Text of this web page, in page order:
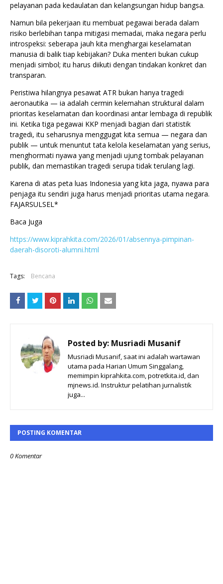
pelayanan pada kedaulatan dan kelangsungan hidup bangsa.
Namun bila pekerjaan itu membuat pegawai berada dalam
risiko berlebihan tanpa mitigasi memadai, maka negara perlu
introspeksi: seberapa jauh kita menghargai keselamatan
manusia di balik tiap kebijakan? Duka menteri bukan cukup
menjadi simbol; itu harus diikuti dengan tindakan konkret dan
transparan.
Peristiwa hilangnya pesawat ATR bukan hanya tragedi
aeronautika — ia adalah cermin kelemahan struktural dalam
prioritas keselamatan dan koordinasi antar lembaga di republik
ini. Ketika tiga pegawai KKP menjadi bagian dari statistik
tragedi, itu seharusnya menggugat kita semua — negara dan
publik — untuk menuntut tata kelola keselamatan yang serius,
menghormati nyawa yang menjadi ujung tombak pelayanan
publik, dan memastikan tragedi serupa tidak terulang lagi.
Karena di atas peta luas Indonesia yang kita jaga, nyawa para
penjaga itu sendiri juga harus menjadi prioritas utama negara.
FAJARSULSEL*
Baca Juga
https://www.kiprahkita.com/2026/01/absennya-pimpinan-
daerah-disoroti-alumni.html
Tags: Bencana
Posted by: Musriadi Musanif
Musriadi Musanif, saat ini adalah wartawan
utama pada Harian Umum Singgalang,
memimpin kiprahkita.com, potretkita.id, dan
mjnews.id. Instruktur pelatihan jurnalistik
juga...
POSTING KOMENTAR
0 Komentar